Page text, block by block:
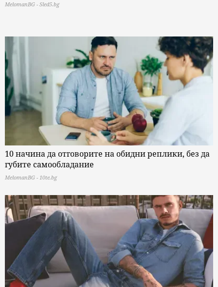
MelomanBG - Sled5.bg
10 начина да отговорите на обидни реплики, без да
губите самообладание
MelomanBG - 10te.bg